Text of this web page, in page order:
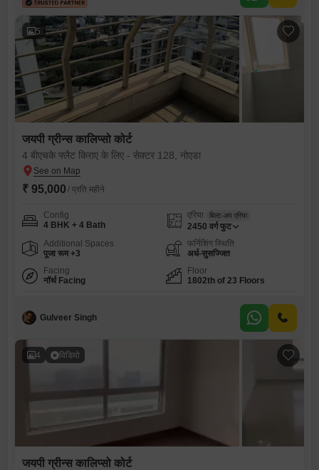
5
जयपी ग्रीन्स कालिप्सो कोर्ट
4 बीएचके फ्लैट किराए के लिए - सेक्टर 128, नोएडा
₹ 95,000 / प्रति महीने
Config
4 BHK + 4 Bath
एरिया बिल्ट-अप एरिया
2450 वर्ग फुट
Additional Spaces
पूजा रूम +3
फर्निशिंग स्थिति
अर्ध-सुसज्जित
Facing
नॉर्थ Facing
Floor
1802th of 23 Floors
Gulveer Singh
4 विडियो
जयपी ग्रीन्स कालिप्सो कोर्ट